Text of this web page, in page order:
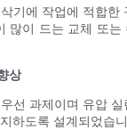
기에 작업에 적합
많이 드는 교체 또
상
선 과제이며 유압
하도록 설계되었습